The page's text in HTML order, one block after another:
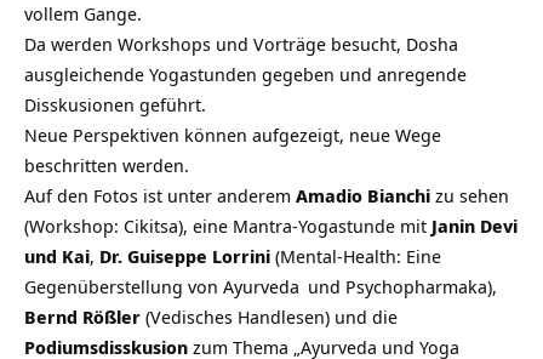
vollem Gange.
Da werden Workshops und Vorträge besucht, Dosha
ausgleichende Yogastunden gegeben und anregende
Disskusionen geführt.
Neue Perspektiven können aufgezeigt, neue Wege
beschritten werden.
Auf den Fotos ist unter anderem Amadio Bianchi zu sehen
(Workshop: Cikitsa), eine Mantra-Yogastunde mit Janin Devi
und Kai, Dr. Guiseppe Lorrini (Mental-Health: Eine
Gegenüberstellung von Ayurveda und Psychopharmaka),
Bernd Rößler (Vedisches Handlesen) und die
Podiumsdisskusion zum Thema „Ayurveda und Yoga